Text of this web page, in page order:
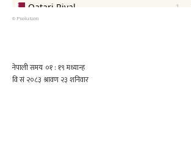
© Psolution